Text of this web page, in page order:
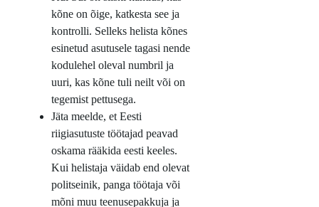
kõne on õige, katkesta see ja
kontrolli. Selleks helista kõnes
esinetud asutusele tagasi nende
kodulehel oleval numbril ja
uuri, kas kõne tuli neilt või on
tegemist pettusega.
Jäta meelde, et Eesti
riigiasutuste töötajad peavad
oskama rääkida eesti keeles.
Kui helistaja väidab end olevat
politseinik, panga töötaja või
mõni muu teenusepakkuja ja